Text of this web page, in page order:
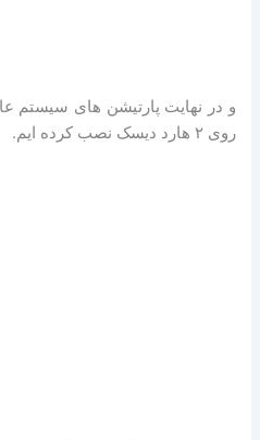
روی ۲ هارد دیسک نصب کرده ایم.